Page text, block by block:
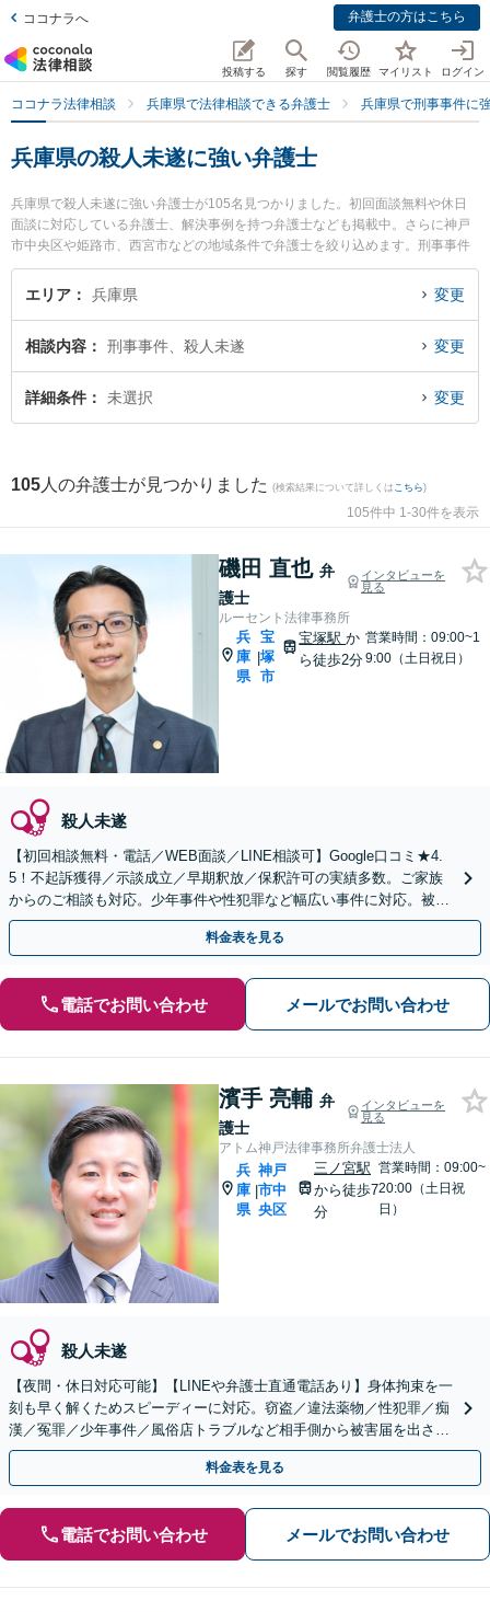
ココナラへ 弁護士の方はこちら
投稿する 探す 閲覧履歴 マイリスト ログイン
ココナラ法律相談 兵庫県で法律相談できる弁護士 兵庫県で刑事事件に
兵庫県の殺人未遂に強い弁護士
兵庫県で殺人未遂に強い弁護士が105名見つかりました。初回面談無料や休日
面談に対応している弁護士、解決事例を持つ弁護士なども掲載中。さらに神戸
市中央区や姫路市、西宮市などの地域条件で弁護士を絞り込めます。刑事事件
に関係する加害者側や少年事件、再犯・前科あり等の細かな分野での絞り込み
検索もでき便利です。特にルーセント法律事務所の磯田 直也弁護士やアトム神
で土日や夜間に発生した殺人未遂のトラブルを今すぐに弁護士に相談したい』
『殺人未遂のトラブル解決の実績豊富な近くの弁護士を検索したい』『初回相
談無料で殺人未遂を法律相談できる兵庫県内の弁護士に相談予約したい』など
エリア 兵庫県 変更
相談内容 刑事事件、殺人未遂 変更
詳細条件 未選択 変更
105 人の弁護士が見つかりました (検索結果について詳しくは こちら)
105件中 1-30件を表示
磯田 直也 弁
護士
インタビューを
見る
ルーセント法律事務所
兵
庫
県
|
宝
塚
市
宝塚駅か
ら徒歩2分
営業時間：09:00~1
9:00（土日祝日）
殺人未遂
【初回相談無料・電話／WEB面談／LINE相談可】Google口コミ★4.
5！不起訴獲得／示談成立／早期釈放／保釈許可の実績多数。ご家族
からのご相談も対応。少年事件や性犯罪など幅広い事件に対応。被害
者側のご相談も対応【夜間休日対応可】
料金表を見る
電話でお問い合わせ メールでお問い合わせ
濱手 亮輔 弁
護士
インタビューを
見る
アトム神戸法律事務所弁護士法人
兵
庫
県
|
神戸
市中
央区
三ノ宮駅
から徒歩7
分
営業時間：09:00~
20:00（土日祝
日）
殺人未遂
【夜間・休日対応可能】【LINEや弁護士直通電話あり】身体拘束を一
刻も早く解くためスピーディーに対応。窃盗／違法薬物／性犯罪／痴
漢／冤罪／少年事件／風俗店トラブルなど相手側から被害届を出され
る前に、できる限り示談交渉での解決を目指します。
料金表を見る
電話でお問い合わせ メールでお問い合わせ